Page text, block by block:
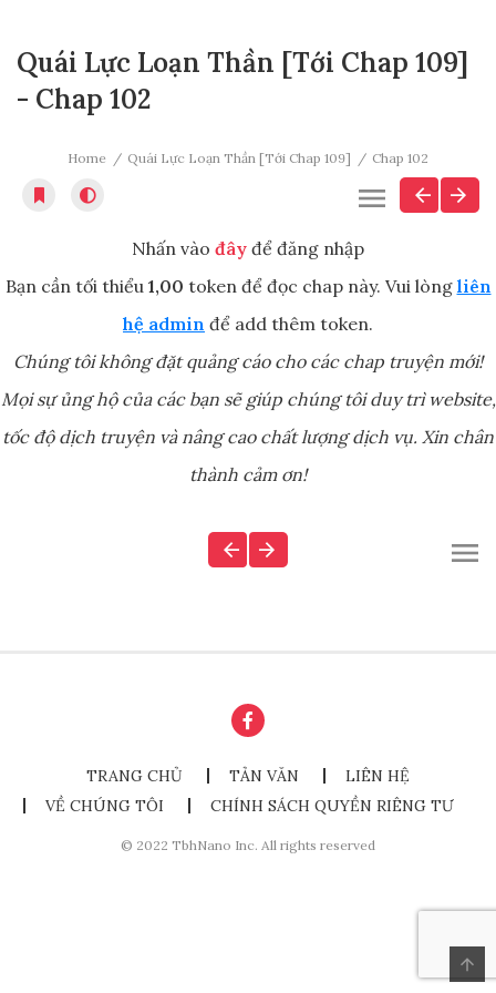
Quái Lực Loạn Thần [Tới Chap 109]
- Chap 102
Home Quái Lực Loạn Thần [Tới Chap 109] Chap 102
Nhấn vào đây để đăng nhập
Bạn cần tối thiểu 1,00 token để đọc chap này. Vui lòng liên
hệ admin để add thêm token.
Chúng tôi không đặt quảng cáo cho các chap truyện mới!
Mọi sự ủng hộ của các bạn sẽ giúp chúng tôi duy trì website,
tốc độ dịch truyện và nâng cao chất lượng dịch vụ. Xin chân
thành cảm ơn!
TRANG CHỦ TẢN VĂN
LIÊN HỆ
VỀ CHÚNG TÔI
CHÍNH SÁCH QUYỀN RIÊNG TƯ
© 2022 TbhNano Inc. All rights reserved